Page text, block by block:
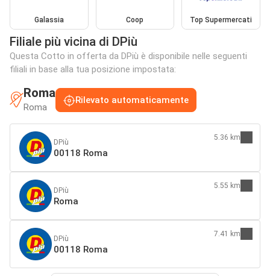
Galassia Coop Top Supermercati
Filiale più vicina di DPiù
Questa Cotto in offerta da DPiù è disponibile nelle seguenti
filiali in base alla tua posizione impostata:
Roma
Roma
Rilevato automaticamente
DPiù
00118 Roma
5.36 km
DPiù
Roma
5.55 km
DPiù
00118 Roma
7.41 km